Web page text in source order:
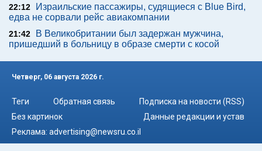
22:12
Израильские пассажиры, судящиеся с Blue Bird,
едва не сорвали рейс авиакомпании
21:42
В Великобритании был задержан мужчина,
пришедший в больницу в образе смерти с косой
Четверг, 06 августа 2026 г.
Теги Обратная связь
Подписка на новости (RSS)
Без картинок
Данные редакции и устав
Реклама: advertising@newsru.co.il